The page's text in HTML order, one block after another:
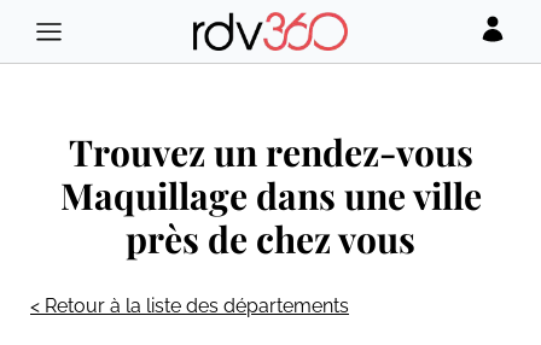
Trouvez un rendez-vous
Maquillage dans une ville
près de chez vous
< Retour à la liste des départements